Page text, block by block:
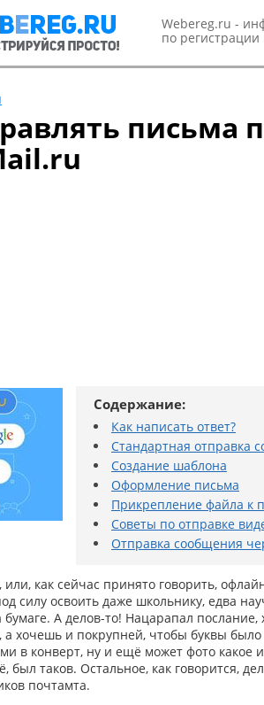
Webereg.ru -
по
письма
Содержание:
Как написать ответ?
Стандартная отправка
Создание шаблона
Оформление письма
Прикрепление файла к
Советы по отправке
Отправка сообщения
как сейчас принято говорить,
силу освоить даже школьнику, едва
бумаге. А делов-то! Нацарапал
а хочешь и покрупней, чтобы буквы было
в конверт, ну и ещё может фото какое
был таков. Остальное, как говорится,
почтамта.